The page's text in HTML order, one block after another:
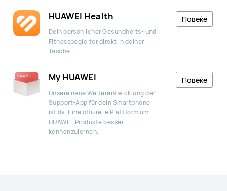
HUAWEI Health
Dein persönlicher Gesundheits- und
Fitnessbegleiter direkt in deiner
Tasche.
Повеќе
My HUAWEI
Unsere neue Weiterentwicklung der
Support-App für dein Smartphone
ist da. Eine offizielle Plattform um
HUAWEI-Produkte besser
kennenzulernen.
Повеќе